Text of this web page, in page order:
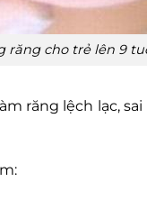
răng cho trẻ lên 9
răng lệch lạc,